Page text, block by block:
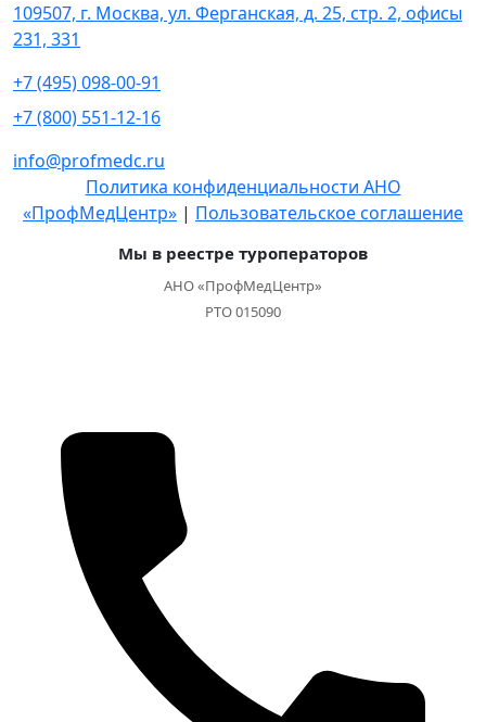
109507, г. Москва, ул. Ферганская, д. 25, стр. 2, офисы
231, 331
+7 (495) 098-00-91
+7 (800) 551-12-16
info@profmedc.ru
Политика конфиденциальности АНО
«ПрофМедЦентр» | Пользовательское соглашение
Мы в реестре туроператоров
АНО «ПрофМедЦентр»
РТО 015090